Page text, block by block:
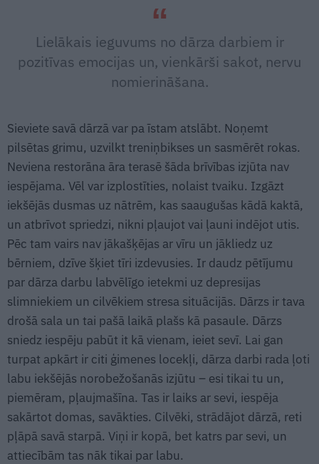
Lielākais ieguvums no dārza darbiem ir
pozitīvas emocijas un, vienkārši sakot, nervu
nomierināšana.
Sieviete savā dārzā var pa īstam atslābt. Noņemt
pilsētas grimu, uzvilkt treniņbikses un sasmērēt rokas.
Neviena restorāna āra terasē šāda brīvības izjūta nav
iespējama. Vēl var izplostīties, nolaist tvaiku. Izgāzt
iekšējās dusmas uz nātrēm, kas saaugušas kādā kaktā,
un atbrīvot spriedzi, nikni pļaujot vai ļauni indējot utis.
Pēc tam vairs nav jākašķējas ar vīru un jākliedz uz
bērniem, dzīve šķiet tīri izdevusies. Ir daudz pētījumu
par dārza darbu labvēlīgo ietekmi uz depresijas
slimniekiem un cilvēkiem stresa situācijās. Dārzs ir tava
drošā sala un tai pašā laikā plašs kā pasaule. Dārzs
sniedz iespēju pabūt it kā vienam, ieiet sevī. Lai gan
turpat apkārt ir citi ģimenes locekļi, dārza darbi rada ļoti
labu iekšējās norobežošanās izjūtu – esi tikai tu un,
piemēram, pļaujmašīna. Tas ir laiks ar sevi, iespēja
sakārtot domas, savākties. Cilvēki, strādājot dārzā, reti
pļāpā savā starpā. Viņi ir kopā, bet katrs par sevi, un
attiecībām tas nāk tikai par labu.